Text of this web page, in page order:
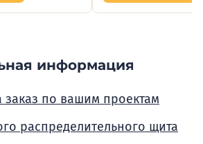
информация
заказ по вашим проектам
распределительного щита